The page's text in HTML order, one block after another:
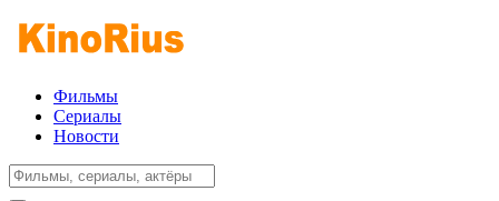
Фильмы
Сериалы
Новости